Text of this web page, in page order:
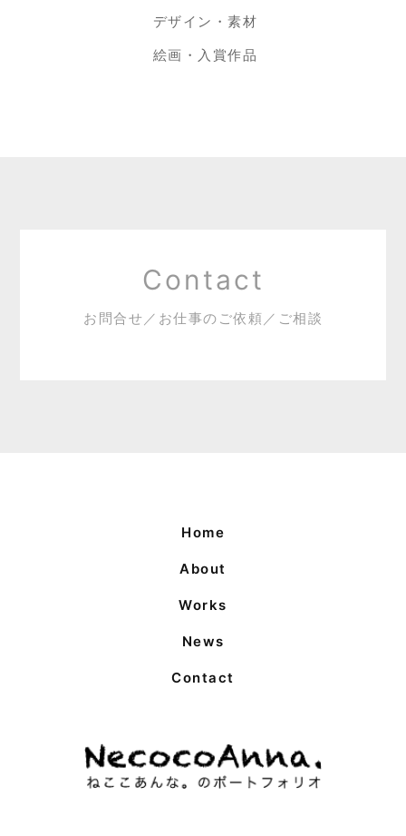
デザイン・素材
絵画・入賞作品
Contact
お問合せ／お仕事のご依頼／ご相談
Home
About
Works
News
Contact